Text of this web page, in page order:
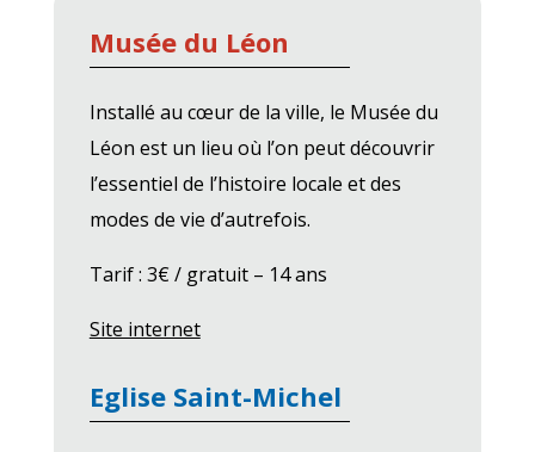
Musée du Léon
Installé au cœur de la ville, le Musée du
Léon est un lieu où l’on peut découvrir
l’essentiel de l’histoire locale et des
modes de vie d’autrefois.
Tarif : 3€ / gratuit – 14 ans
Site internet
Eglise Saint-Michel